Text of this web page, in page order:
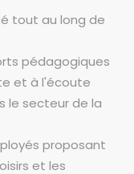
tout au long de
pédagogiques
et à l'écoute
le secteur de la
proposant
et les